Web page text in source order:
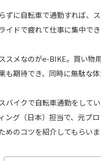
ずに自転車で通勤すれば、
イドで疲れて仕事に集中で
スメなのがe-BIKE。買い物
も期待でき、同時に無駄な
バイクで自転車通勤をして
ング（日本）担当で、元プ
めのコツを紹介してもらいま